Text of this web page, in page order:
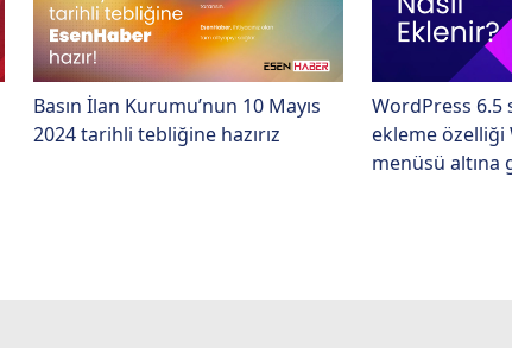
Basın İlan Kurumu’nun 10 Mayıs
2024 tarihli tebliğine hazırız
WordPress 6.5
ekleme özelliği
menüsü altına